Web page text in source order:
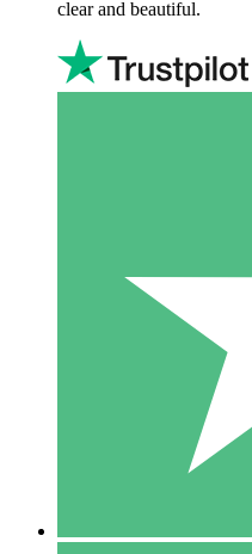
clear and beautiful.